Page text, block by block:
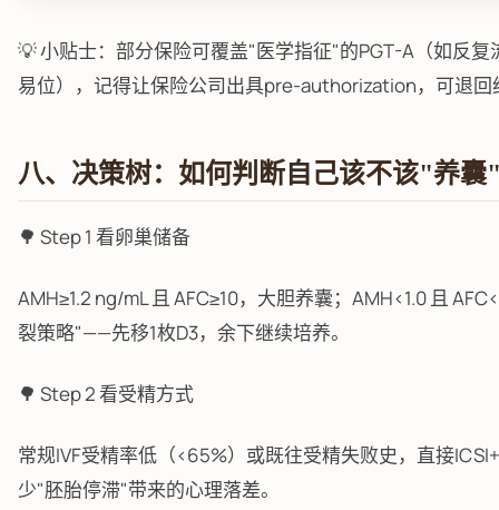
💡 小贴士：部分保险可覆盖"医学指征"的PGT-A（如反复
易位），记得让保险公司出具pre-authorization，可退回
八、决策树：如何判断自己该不该"养囊
🌳 Step 1 看卵巢储备
AMH≥1.2 ng/mL 且 AFC≥10，大胆养囊；AMH<1.0 且
裂策略"——先移1枚D3，余下继续培养。
🌳 Step 2 看受精方式
常规IVF受精率低（<65%）或既往受精失败史，直接
少"胚胎停滞"带来的心理落差。